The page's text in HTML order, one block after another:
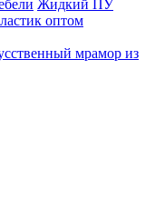
Жидкий ПУ
оптом
мрамор из